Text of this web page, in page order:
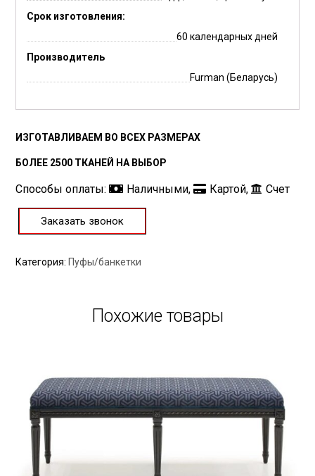
Срок изготовления:
60 календарных дней
Производитель
Furman (Беларусь)
ИЗГОТАВЛИВАЕМ ВО ВСЕХ РАЗМЕРАХ
БОЛЕЕ 2500 ТКАНЕЙ НА ВЫБОР
Способы оплаты: Наличными, Картой, Счет
Заказать звонок
Категория: Пуфы/банкетки
Похожие товары